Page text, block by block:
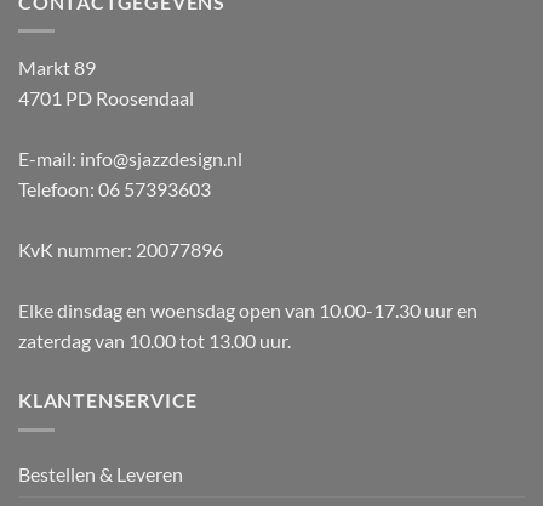
Markt 89
4701 PD Roosendaal
E-mail: info@sjazzdesign.nl
Telefoon: 06 57393603
KvK nummer: 20077896
Elke dinsdag en woensdag open van 10.00-17.30 uur en
zaterdag van 10.00 tot 13.00 uur.
KLANTENSERVICE
Bestellen & Leveren